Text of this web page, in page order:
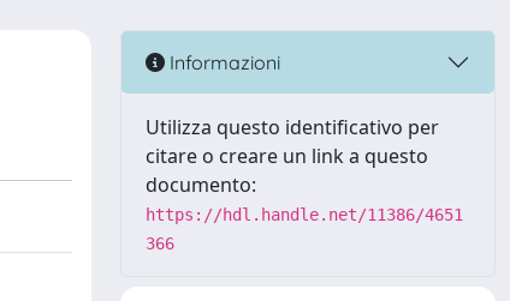
Informazioni
Utilizza questo identificativo per
citare o creare un link a questo
documento:
https://hdl.handle.net/11386/4651
366